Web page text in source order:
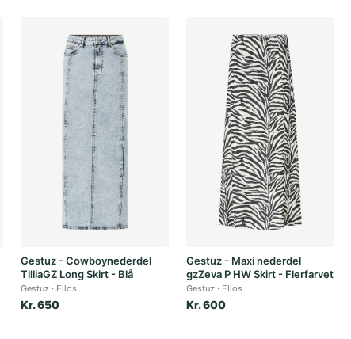
Gestuz - Cowboynederdel
TilliaGZ Long Skirt - Blå
Gestuz Ellos
Kr. 650
Gestuz - Maxi nederdel
gzZeva P HW Skirt - Flerfarvet
Gestuz Ellos
Kr. 600